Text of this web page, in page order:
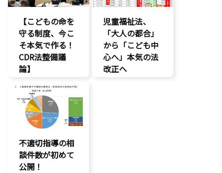
【こどもの命を
守る制度、今こ
そ本気で作る！
CDR法整備議
論】
こどもDX
こどもの権利
こども政策
命を守る
将来不安
児童福祉法、
「大人の都合」
から「こども中
心へ」本気の法
改正へ
不適切指導の相
談件数が初めて
公開！